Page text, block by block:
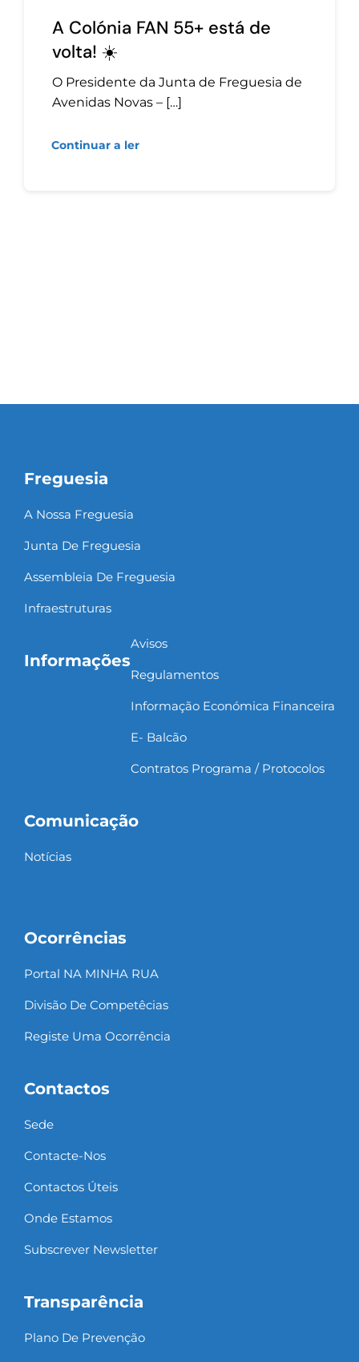
A Colónia FAN 55+ está de
volta! ☀️
O Presidente da Junta de Freguesia de
Avenidas Novas – […]
Continuar a ler
Freguesia
A Nossa Freguesia
Junta De Freguesia
Assembleia De Freguesia
Infraestruturas
Informações
Avisos
Regulamentos
Informação Económica Financeira
E- Balcão
Contratos Programa / Protocolos
Comunicação
Notícias
Ocorrências
Portal NA MINHA RUA
Divisão De Competêcias
Registe Uma Ocorrência
Contactos
Sede
Contacte-Nos
Contactos Úteis
Onde Estamos
Subscrever Newsletter
Transparência
Plano De Prevenção